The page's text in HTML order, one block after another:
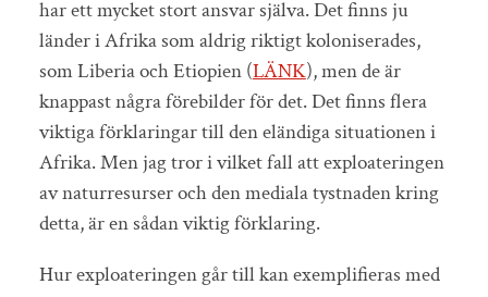
har ett mycket stort ansvar själva. Det finns ju
länder i Afrika som aldrig riktigt koloniserades,
som Liberia och Etiopien (LÄNK), men de är
knappast några förebilder för det. Det finns flera
viktiga förklaringar till den eländiga situationen i
Afrika. Men jag tror i vilket fall att exploateringen
av naturresurser och den mediala tystnaden kring
detta, är en sådan viktig förklaring.
Hur exploateringen går till kan exemplifieras med